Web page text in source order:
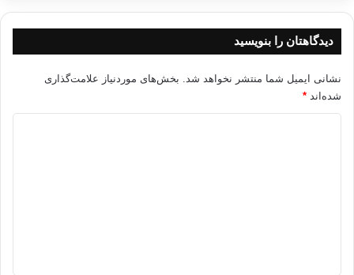
دیدگاهتان را بنویسید
نشانی ایمیل شما منتشر نخواهد شد. بخش‌های موردنیاز علامت‌گذاری
شده‌اند *